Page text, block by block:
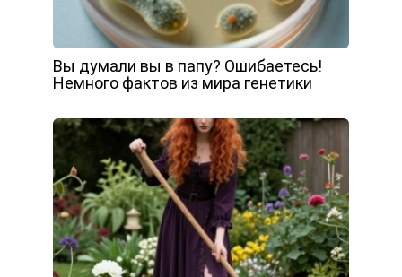
Вы думали вы в папу? Ошибаетесь!
Немного фактов из мира генетики